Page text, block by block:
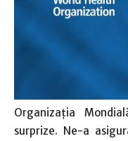
Organizaţia
surprize. Ne-a